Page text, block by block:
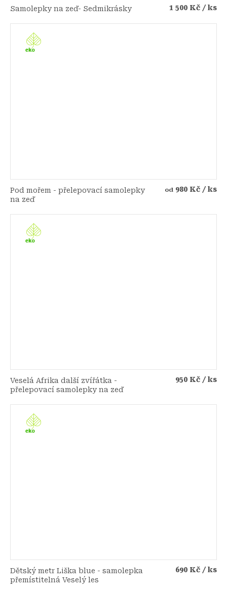
Samolepky na zeď- Sedmikrásky 1 500 Kč / ks
Pod mořem - přelepovací samolepky
na zeď
od 980 Kč / ks
Veselá Afrika další zvířátka -
přelepovací samolepky na zeď
950 Kč / ks
Dětský metr Liška blue - samolepka
přemístitelná Veselý les
690 Kč / ks